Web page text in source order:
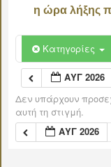
η ώρα λήξης
Κατηγορίες
ΑΥΓ 2026
Δεν υπάρχουν
αυτή τη στιγμή.
ΑΥΓ 2026